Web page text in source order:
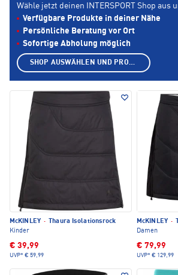
McKINLEY ·
Thaura Isolationsrock
Kinder
€ 39,99
UVP* € 59,99
McKINLEY ·
Damen
€ 79,99
UVP* € 129,99
Wähle jetzt deinen INTERSPORT Shop aus
Verfügbare Produkte in deiner Nähe
Persönliche Beratung vor Ort
Sofortige Abholung möglich
SHOP AUSWÄHLEN UND PRODUKTE ANZEIGEN